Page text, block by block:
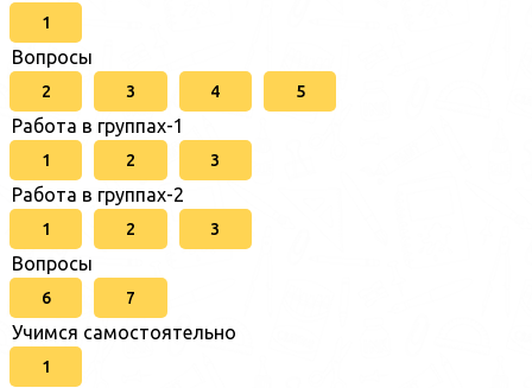
1
Вопросы
2 3 4 5
Работа в группах-1
1 2 3
Работа в группах-2
1 2 3
Вопросы
6 7
Учимся самостоятельно
1